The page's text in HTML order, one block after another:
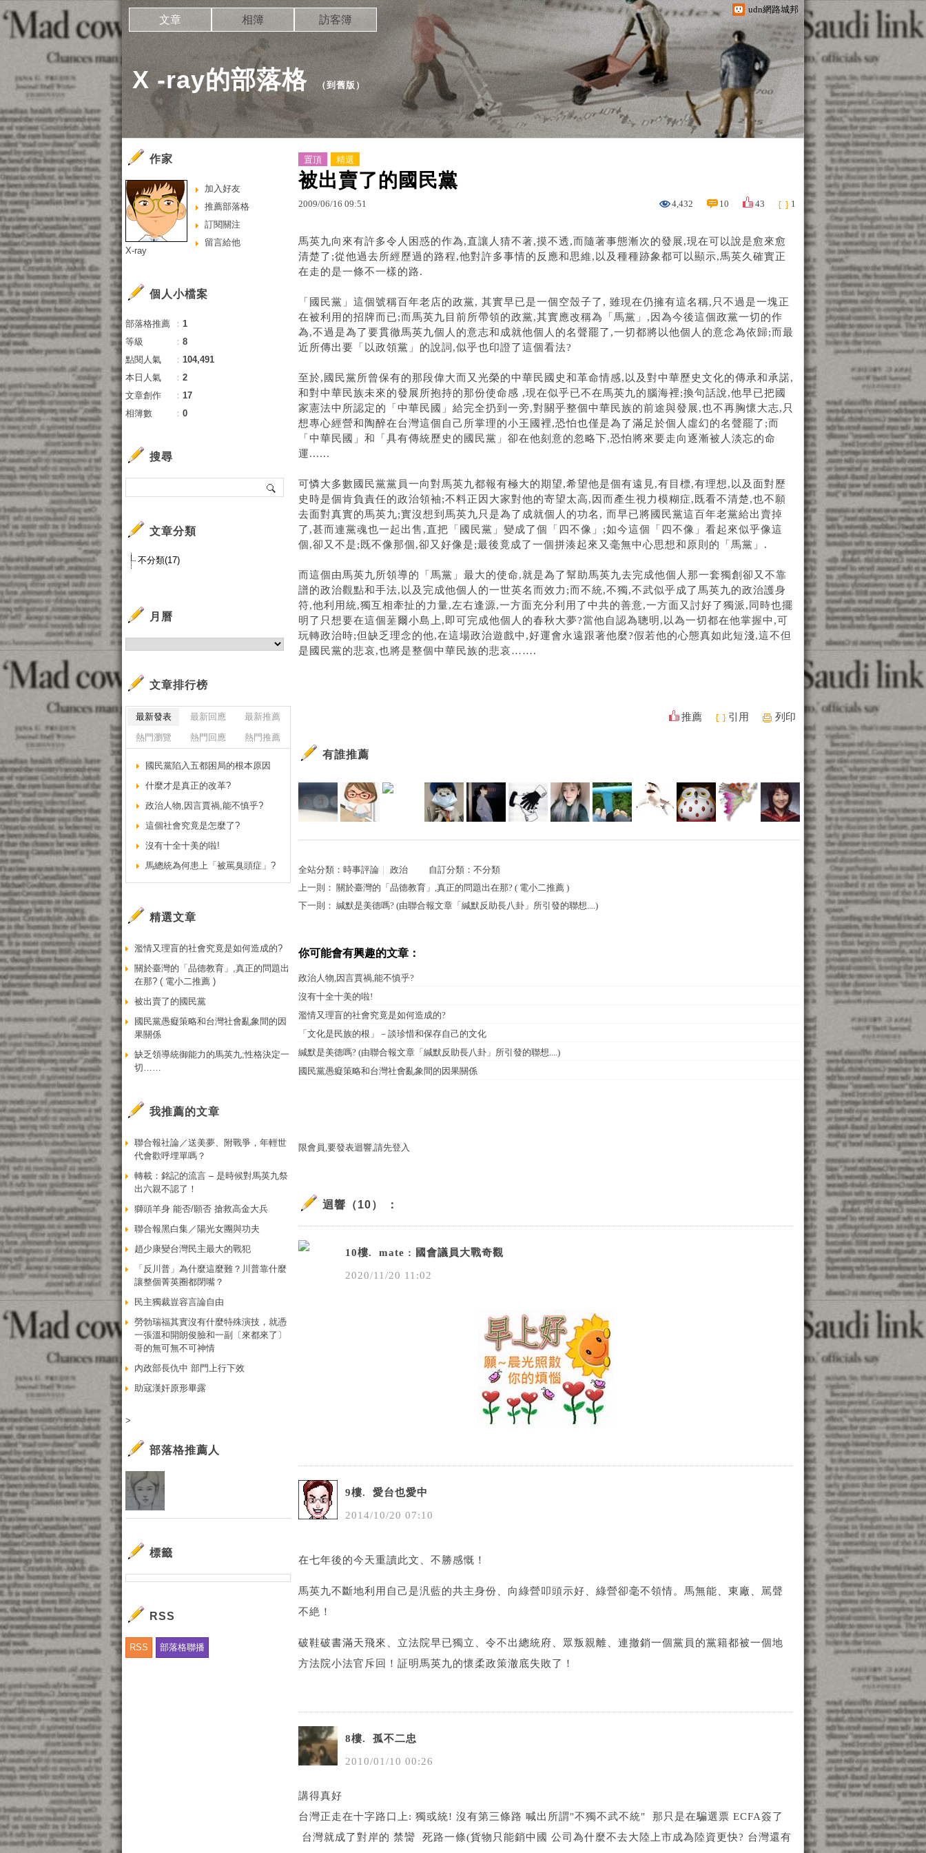
udn網路城邦
X -ray的部落格 （到舊版 ）
文章 相簿 訪客簿
置頂 精選
被出賣了的國民黨
2009/06/16 09:51 4,432 10 43 1
馬英九向來有許多令人困惑的作為,直讓人猜不著,摸不透,而隨著事態漸次的發展,現在可以說是愈來愈
清楚了;從他過去所經歷過的路程,他對許多事情的反應和思維,以及種種跡象都可以顯示,馬英久確實正
在走的是一條不一樣的路.
「國民黨」這個號稱百年老店的政黨, 其實早已是一個空殼子了, 雖現在仍擁有這名稱,只不過是一塊正
在被利用的招牌而已;而馬英九目前所帶領的政黨,其實應改稱為「馬黨」,因為今後這個政黨一切的作
為,不過是為了要貫徹馬英九個人的意志和成就他個人的名聲罷了,一切都將以他個人的意念為依歸;而最
近所傳出要「以政領黨」的說詞,似乎也印證了這個看法?
至於,國民黨所曾保有的那段偉大而又光榮的中華民國史和革命情感,以及對中華歷史文化的傳承和承諾,
和對中華民族未來的發展所抱持的那份使命感 ,現在似乎已不在馬英九的腦海裡;換句話說,他早已把國
家憲法中所認定的「中華民國」給完全扔到一旁,對關乎整個中華民族的前途與發展,也不再胸懷大志,只
想專心經營和陶醉在台灣這個自己所掌理的小王國裡,恐怕也僅是為了滿足於個人虛幻的名聲罷了;而
「中華民國」和「具有傳統歷史的國民黨」卻在他刻意的忽略下,恐怕將來要走向逐漸被人淡忘的命
運......
可憐大多數國民黨黨員一向對馬英九都報有極大的期望,希望他是個有遠見,有目標,有理想,以及面對歷
史時是個肯負責任的政治領袖;不料正因大家對他的寄望太高,因而產生視力模糊症,既看不清楚,也不願
去面對真實的馬英九;實沒想到馬英九只是為了成就個人的功名, 而早已將國民黨這百年老黨給出賣掉
了,甚而連黨魂也一起出售,直把「國民黨」變成了個「四不像」;如今這個「四不像」看起來似乎像這
個,卻又不是;既不像那個,卻又好像是;最後竟成了一個拼湊起來又毫無中心思想和原則的「馬黨」.
而這個由馬英九所領導的「馬黨」最大的使命,就是為了幫助馬英九去完成他個人那一套獨創卻又不靠
譜的政治觀點和手法,以及完成他個人的一世英名而效力;而不統,不獨,不武似乎成了馬英九的政治護身
符,他利用統,獨互相牽扯的力量,左右逢源,一方面充分利用了中共的善意,一方面又討好了獨派,同時也擺
明了只想要在這個蒫爾小島上,即可完成他個人的春秋大夢?當他自認為聰明,以為一切都在他掌握中,可
玩轉政治時;但缺乏理念的他,在這場政治遊戲中,好運會永遠跟著他麼?假若他的心態真如此短淺,這不但
是國民黨的悲哀,也將是整個中華民族的悲哀…….
推薦 引用 列印
有誰推薦
全站分類： 時事評論 政治 自訂分類： 不分類
上一則： 關於臺灣的「品德教育」,真正的問題出在那? ( 電小二推薦 )
下一則： 緘默是美德嗎? (由聯合報文章「緘默反助長八卦」所引發的聯想....)
你可能會有興趣的文章：
政治人物,因言賈禍,能不慎乎?
沒有十全十美的啦!
濫情又理盲的社會究竟是如何造成的?
「文化是民族的根」－談珍惜和保存自己的文化
緘默是美德嗎? (由聯合報文章「緘默反助長八卦」所引發的聯想....)
國民黨愚癡策略和台灣社會亂象間的因果關係
限會員,要發表迴響,請先登入
迴響（10） ：
10樓. mate : 國會議員大戰奇觀
2020/11 /20 11 :02
9樓. 愛台也愛中
2014/10/20 07:10
在七年後的今天重讀此文、不勝感慨！
馬英九不斷地利用自己是汎藍的共主身份、向綠營叩頭示好、綠營卻毫不領情。馬無能、東廠、駡聲
不絶！
破鞋破書滿天飛來、立法院早已獨立、令不出總統府、眾叛親離、連撤銷一個黨員的黨籍都被一個地
方法院小法官斥回！証明馬英九的懷柔政策澈底失敗了！
8樓. 孤不二忠
2010/01 /10 00:26
講得真好
台灣正走在十字路口上: 獨或統! 沒有第三條路 喊出所謂"不獨不武不統" 那只是在騙選票 ECFA簽了
台灣就成了對岸的 禁臠 死路一條(貨物只能銷中國 公司為什麼不去大陸上市成為陸資更快? 台灣還有
作家
加入好友
推薦部落格
訂閱關注
留言給他
X-ray
個人小檔案
部落格推薦 ： 1
等級
： 8
點閱人氣
： 104,491
本日人氣
： 2
文章創作
： 17
相簿數
： 0
搜尋
文章分類
不分類(17)
月曆
文章排行榜
最新發表 最新回應
最新推薦
熱門瀏覽
熱門回應 熱門推薦
國民黨陷入五都困局的根本原因
什麼才是真正的改革?
政治人物,因言賈禍,能不慎乎?
這個社會究竟是怎麼了?
沒有十全十美的啦!
馬總統為何患上「被罵臭頭症」?
精選文章
濫情又理盲的社會究竟是如何造成的?
關於臺灣的「品德教育」,真正的問題出
在那? ( 電小二推薦 )
被出賣了的國民黨
國民黨愚癡策略和台灣社會亂象間的因
果關係
缺乏領導統御能力的馬英九;性格決定一
切……
我推薦的文章
聯合報社論／送美夢、附戰爭，年輕世
代會歡呼埋單嗎？
轉載：銘記的流言 – 是時候對馬英九祭
出六親不認了！
獅頭羊身 能否/願否 搶救高金大兵
聯合報黑白集／陽光女團與功夫
趙少康變台灣民主最大的戰犯
「反川普」為什麼這麼難？川普靠什麼
讓整個菁英圈都閉嘴？
民主獨裁豈容言論自由
勞勃瑞福其實沒有什麼特殊演技，就憑
一張溫和開朗俊臉和一副〔來都來了〕
哥的無可無不可神情
內政部長仇中 部門上行下效
助寇漢奸原形畢露
>
部落格推薦人
標籤
RSS
RSS 部落格聯播